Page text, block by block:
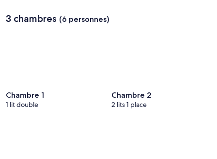
3 chambres (6 personnes)
Chambre 1
1 lit double
Chambre 2
2 lits 1 place